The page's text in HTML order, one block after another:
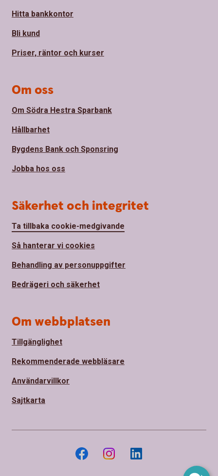
Hitta bankkontor
Bli kund
Priser, räntor och kurser
Om oss
Om Södra Hestra Sparbank
Hållbarhet
Bygdens Bank och Sponsring
Jobba hos oss
Säkerhet och integritet
Ta tillbaka cookie-medgivande
Så hanterar vi cookies
Behandling av personuppgifter
Bedrägeri och säkerhet
Om webbplatsen
Tillgänglighet
Rekommenderade webbläsare
Användarvillkor
Sajtkarta